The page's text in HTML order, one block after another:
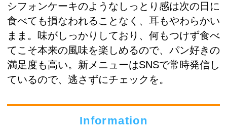
シフォンケーキのようなしっとり感は次の日に
食べても損なわれることなく、耳もやわらかい
まま。味がしっかりしており、何もつけず食べ
てこそ本来の風味を楽しめるので、パン好きの
満足度も高い。新メニューはSNSで常時発信し
ているので、逃さずにチェックを。
Information